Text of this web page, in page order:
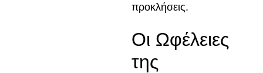
προκλήσεις.
Οι Ωφέλειες
της